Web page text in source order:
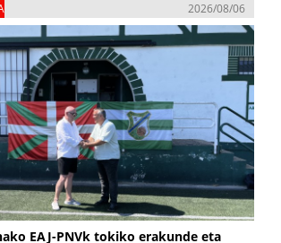
2026/08/06
EAJ-PNVk tokiko erakunde eta